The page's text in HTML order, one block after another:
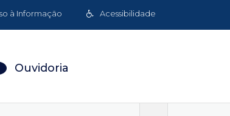
Acessibilidade
à Informação
Ouvidoria